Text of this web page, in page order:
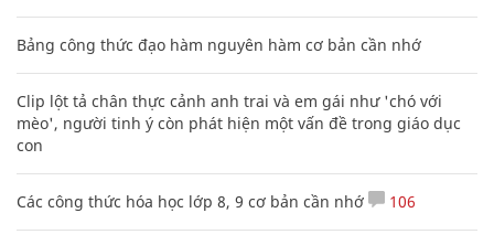
Bảng công thức đạo hàm nguyên hàm cơ bản cần nhớ
Clip lột tả chân thực cảnh anh trai và em gái như 'chó với
mèo', người tinh ý còn phát hiện một vấn đề trong giáo dục
con
Các công thức hóa học lớp 8, 9 cơ bản cần nhớ 106